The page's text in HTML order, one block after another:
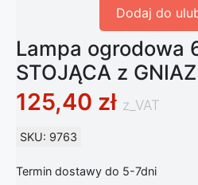
Dodaj do
Lampa ogrodowa
STOJĄCA z
125,40 zł z_VAT
SKU: 9763
Termin dostawy do 5-7dni